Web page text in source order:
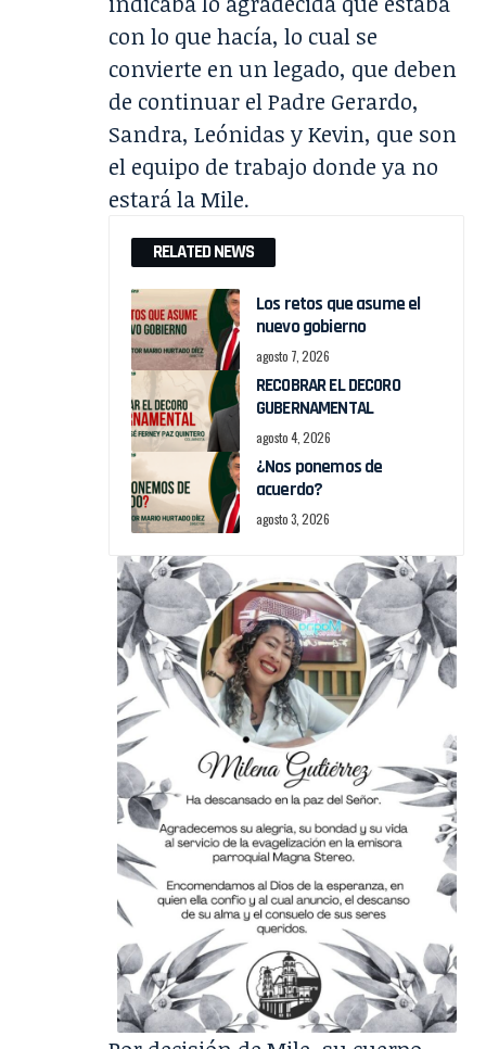
con lo que hacía, lo cual se
convierte en un legado, que deben
de continuar el Padre Gerardo,
Sandra, Leónidas y Kevin, que son
el equipo de trabajo donde ya no
estará la Mile.
RELATED NEWS
Los retos que asume el
nuevo gobierno
agosto 7, 2026
RECOBRAR EL DECORO
GUBERNAMENTAL
agosto 4, 2026
¿Nos ponemos de
acuerdo?
agosto 3, 2026